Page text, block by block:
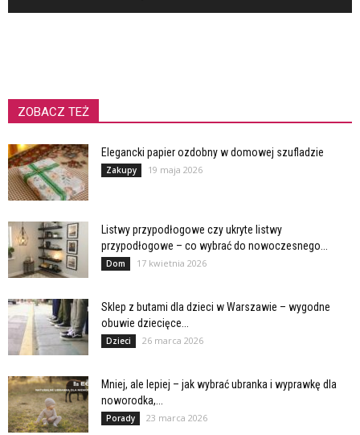
ZOBACZ TEŻ
Elegancki papier ozdobny w domowej szufladzie
Zakupy 19 maja 2026
Listwy przypodłogowe czy ukryte listwy
przypodłogowe – co wybrać do nowoczesnego...
Dom 17 kwietnia 2026
Sklep z butami dla dzieci w Warszawie – wygodne
obuwie dziecięce...
Dzieci 26 marca 2026
Mniej, ale lepiej – jak wybrać ubranka i wyprawkę dla
noworodka,...
Porady 23 marca 2026